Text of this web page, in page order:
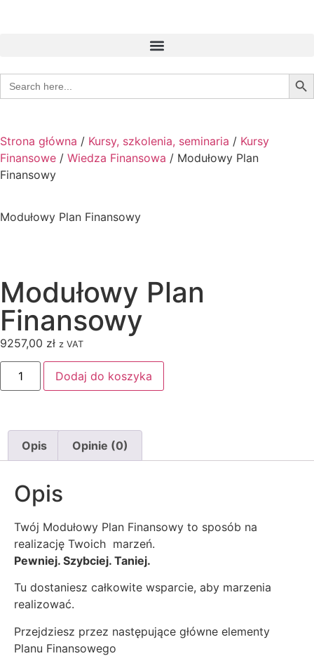
Search
for:
Strona główna / Kursy, szkolenia, seminaria / Kursy
Finansowe / Wiedza Finansowa / Modułowy Plan
Finansowy
Modułowy Plan Finansowy
Modułowy Plan
Finansowy
9257,00 zł z VAT
Dodaj do koszyka
Opis Opinie (0)
Opis
Twój Modułowy Plan Finansowy to sposób na
realizację Twoich marzeń.
Pewniej. Szybciej. Taniej.
Tu dostaniesz całkowite wsparcie, aby marzenia
realizować.
Przejdziesz przez następujące główne elementy
Planu Finansowego